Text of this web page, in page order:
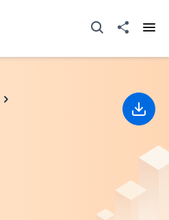
打开搜寻器分享至
下载